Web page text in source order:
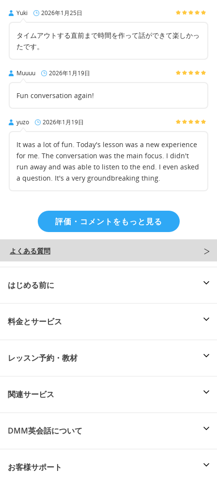
Yuki 2026年1月25日
タイムアウトする直前まで時間を作って話ができて楽しかっ
たです。
Muuuu 2026年1月19日
Fun conversation again!
yuzo 2026年1月19日
It was a lot of fun. Today's lesson was a new experience
for me. The conversation was the main focus. I didn't
run away and was able to listen to the end. I even asked
a question. It's a very groundbreaking thing.
評価・コメントをもっと見る
よくある質問
はじめる前に
料金とサービス
レッスン予約・教材
関連サービス
DMM英会話について
お客様サポート